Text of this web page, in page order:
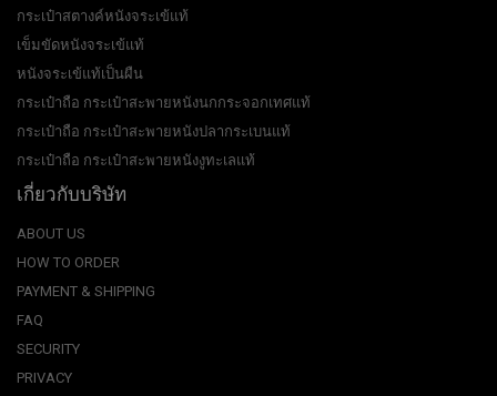
กระเป๋าสตางค์หนังจระเข้แท้
เข็มขัดหนังจระเข้แท้
หนังจระเข้แท้เป็นผืน
กระเป๋าถือ กระเป๋าสะพายหนังนกกระจอกเทศแท้
กระเป๋าถือ กระเป๋าสะพายหนังปลากระเบนแท้
กระเป๋าถือ กระเป๋าสะพายหนังงูทะเลแท้
เกี่ยวกับบริษัท
ABOUT US
HOW TO ORDER
PAYMENT & SHIPPING
FAQ
SECURITY
PRIVACY